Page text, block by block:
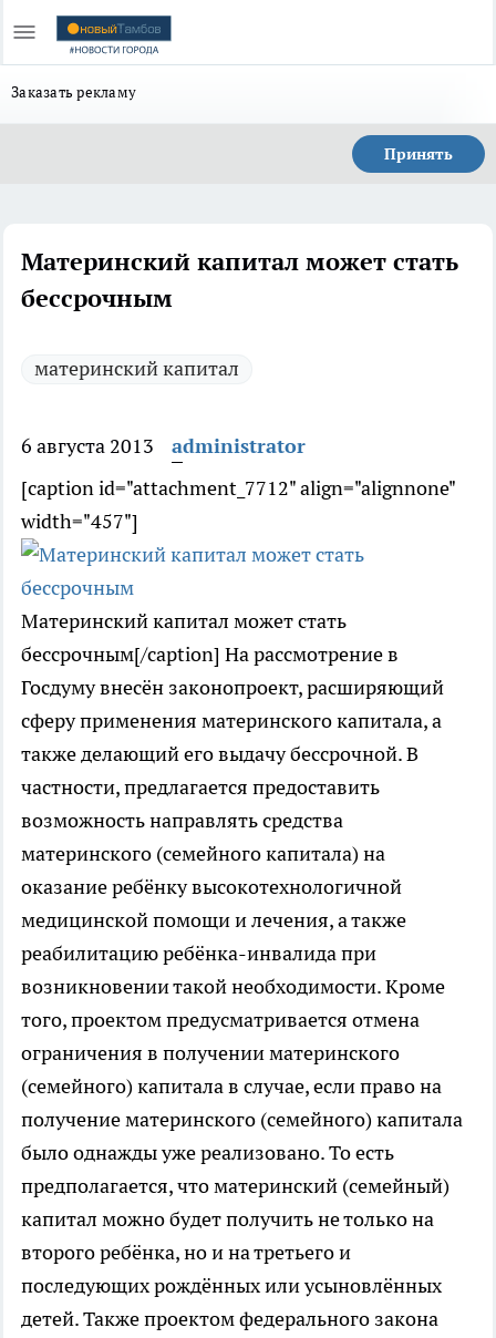
Заказать рекламу
Принять
Материнский капитал может стать
бессрочным
материнский капитал
6 августа 2013
administrator
[caption id="attachment_7712" align="alignnone"
width="457"]
Материнский капитал может стать
бессрочным[/caption] На рассмотрение в
Госдуму внесён законопроект, расширяющий
сферу применения материнского капитала, а
также делающий его выдачу бессрочной. В
частности, предлагается предоставить
возможность направлять средства
материнского (семейного капитала) на
оказание ребёнку высокотехнологичной
медицинской помощи и лечения, а также
реабилитацию ребёнка-инвалида при
возникновении такой необходимости. Кроме
того, проектом предусматривается отмена
ограничения в получении материнского
(семейного) капитала в случае, если право на
получение материнского (семейного) капитала
было однажды уже реализовано. То есть
предполагается, что материнский (семейный)
капитал можно будет получить не только на
второго ребёнка, но и на третьего и
последующих рождённых или усыновлённых
детей. Также проектом федерального закона